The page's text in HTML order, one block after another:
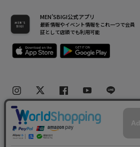
MEN’SBIGI公式アプリ
最新情報やイベント情報をこれ一つで会員
証として店頭でも利用可能
Copyright(C) Bigi Co.,Ltd.All Rights Reserved.